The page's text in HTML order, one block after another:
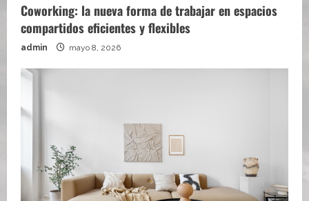
Coworking: la nueva forma de trabajar en espacios
compartidos eficientes y flexibles
admin mayo 8, 2026